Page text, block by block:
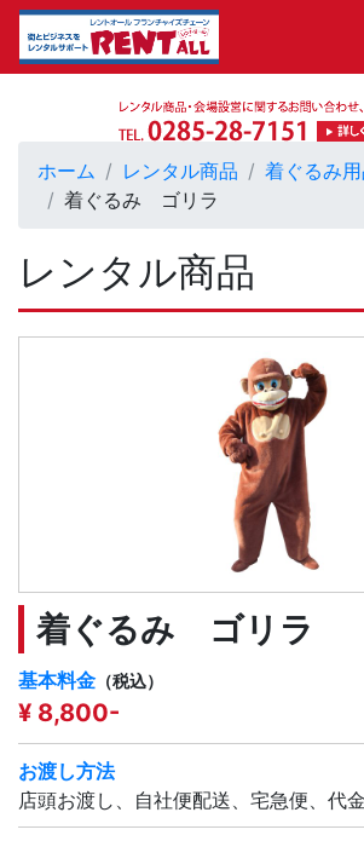
ホーム レンタル商品 着ぐるみ
着ぐるみ ゴリラ
レンタル商品
着ぐるみ ゴリラ
基本料金 （税込）
¥ 8,800-
お渡し方法
店頭お渡し、自社便配送、宅急便、代